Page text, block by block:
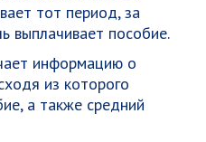
тот период, за
выплачивает пособие.
информацию о
из которого
а также средний